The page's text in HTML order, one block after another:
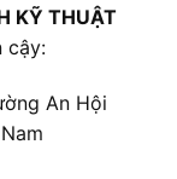
KỸ THUẬT
cậy:
An Hội